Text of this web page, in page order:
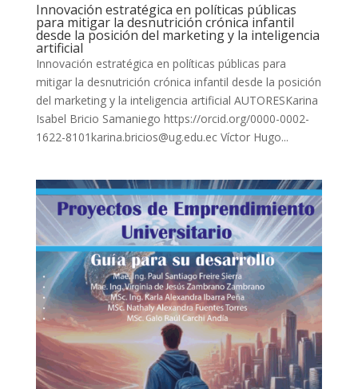
Innovación estratégica en políticas públicas
para mitigar la desnutrición crónica infantil
desde la posición del marketing y la inteligencia
artificial
Innovación estratégica en políticas públicas para
mitigar la desnutrición crónica infantil desde la posición
del marketing y la inteligencia artificial AUTORESKarina
Isabel Bricio Samaniego https://orcid.org/0000-0002-
1622-8101karina.bricios@ug.edu.ec Víctor Hugo...